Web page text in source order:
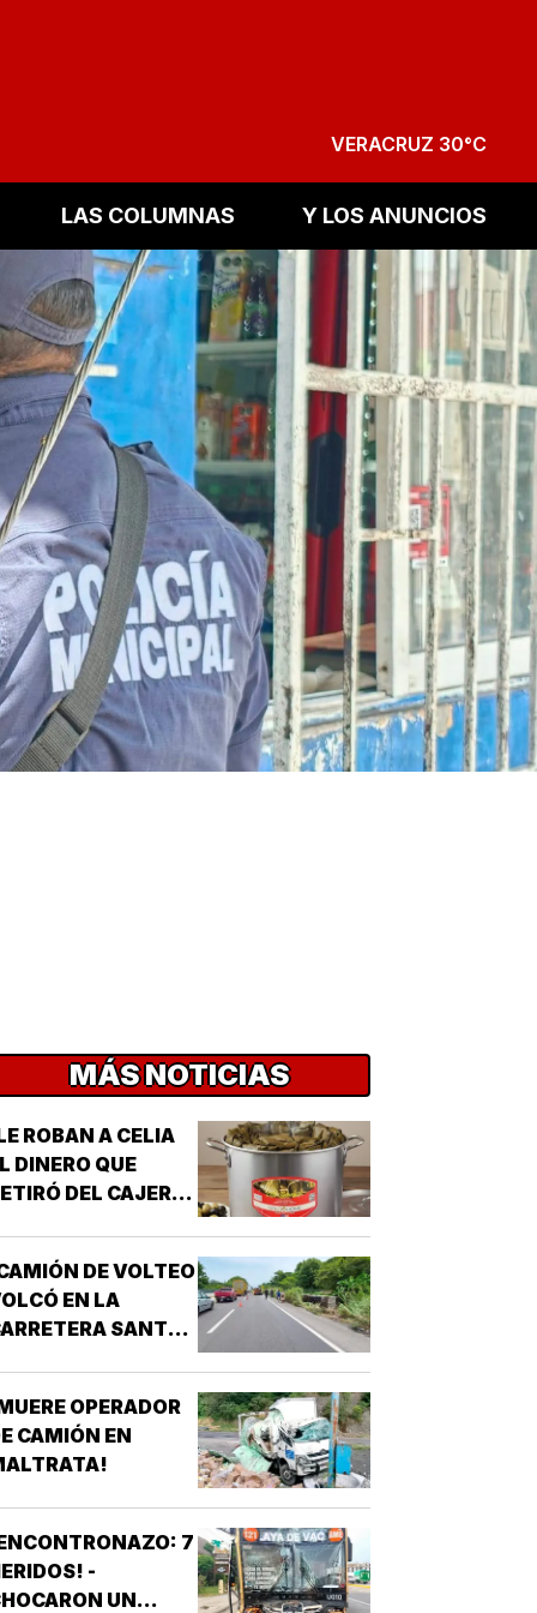
VERACRUZ 30°C
LAS COLUMNAS Y LOS ANUNCIOS
MÁS NOTICIAS
ROBAN A CELIA
DINERO QUE
DEL CAJERO
DE VOLTEO
EN LA
SANTA
OPERADOR
CAMIÓN EN
7
-
UN